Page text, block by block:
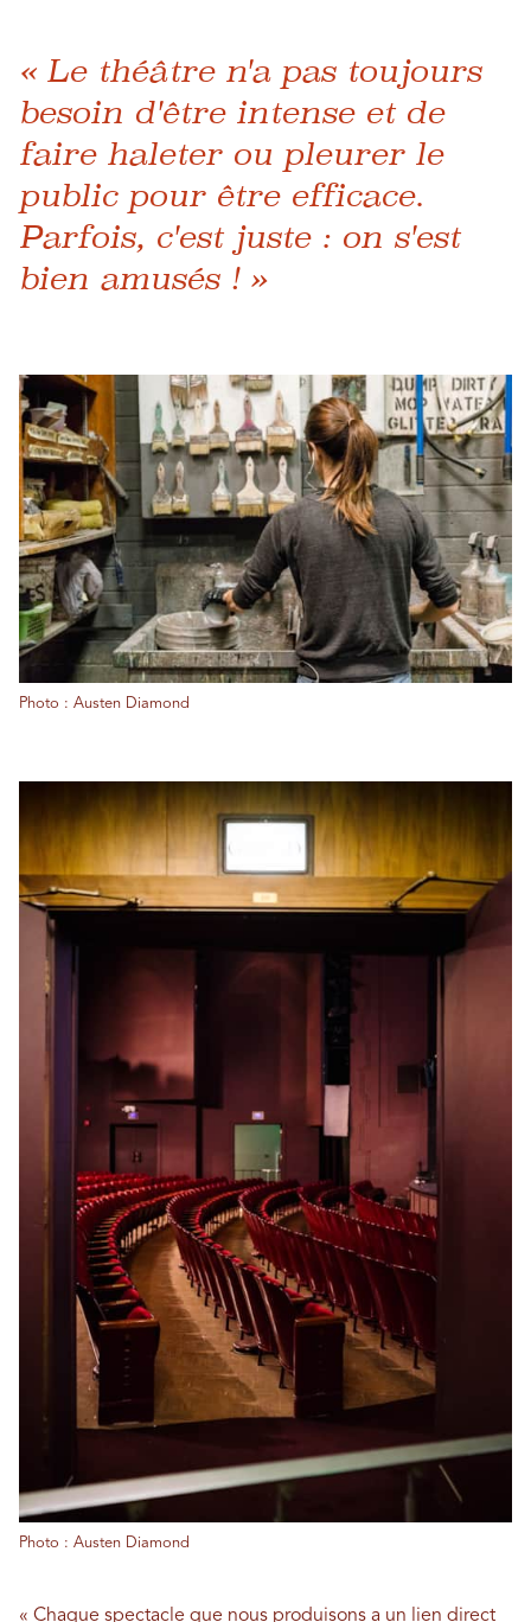
« Le théâtre n'a pas toujours
besoin d'être intense et de
faire haleter ou pleurer le
public pour être efficace.
Parfois, c'est juste : on s'est
bien amusés ! »
Photo : Austen Diamond
Photo : Austen Diamond
« Chaque spectacle que nous produisons a un lien direct